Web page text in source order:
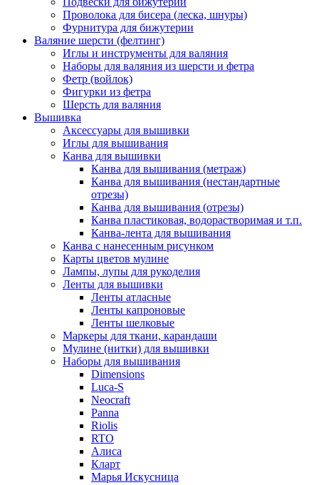
Проволока для бисера (леска, шнуры)
Фурнитура для бижутерии
Валяние шерсти (фелтинг)
Иглы и инструменты для валяния
Наборы для валяния из шерсти и фетра
Фетр (войлок)
Фигурки из фетра
Шерсть для валяния
Вышивка
Аксессуары для вышивки
Иглы для вышивания
Канва для вышивки
Канва для вышивания (метраж)
Канва для вышивания (нестандартные
отрезы)
Канва для вышивания (отрезы)
Канва пластиковая, водорастворимая и т.п.
Канва-лента для вышивания
Канва с нанесенным рисунком
Карты цветов мулине
Лампы, лупы для рукоделия
Ленты для вышивки
Ленты атласные
Ленты капроновые
Ленты шелковые
Маркеры для ткани, карандаши
Мулине (нитки) для вышивки
Наборы для вышивания
Dimensions
Luca-S
Neocraft
Panna
Riolis
RTO
Алиса
Кларт
Марья Искусница